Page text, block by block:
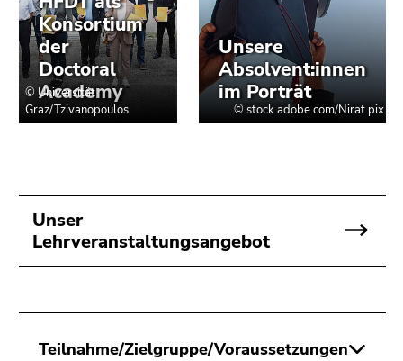
Unser
Lehrveranstaltungsangebot
Teilnahme/Zielgruppe/Voraussetzungen